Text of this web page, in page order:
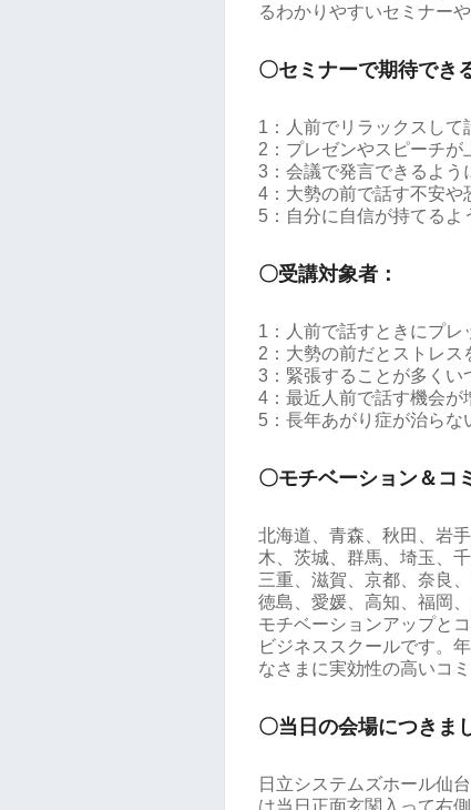
るわかりやすいセミナー
〇セミナーで期待でき
1：人前でリラックスして
2：プレゼンやスピーチが
3：会議で発言できるよう
4：大勢の前で話す不安や
5：自分に自信が持てるよ
〇受講対象者：
1：人前で話すときにプレ
2：大勢の前だとストレス
3：緊張することが多くい
4：最近人前で話す機会が
5：長年あがり症が治らな
〇モチベーション＆コ
北海道、青森、秋田、岩
木、茨城、群馬、埼玉、
三重、滋賀、京都、奈良
徳島、愛媛、高知、福岡
モチベーションアップと
ビジネススクールです。
なさまに実効性の高いコ
〇当日の会場につきま
日立システムズホール仙
は当日正面玄関入って右